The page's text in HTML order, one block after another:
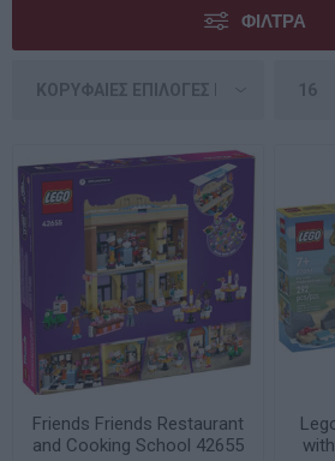
ΦΊΛΤΡΑ
Friends Friends Restaurant
and Cooking School 42655